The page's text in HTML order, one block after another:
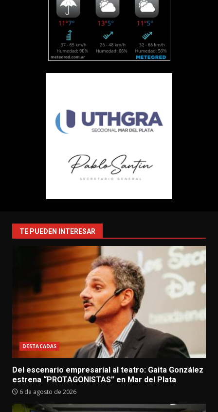
TE PUEDEN INTERESAR
DESTACADAS
Del escenario empresarial al teatro: Gaita González
estrena “PROTAGONISTAS” en Mar del Plata
6 de agosto de 2026